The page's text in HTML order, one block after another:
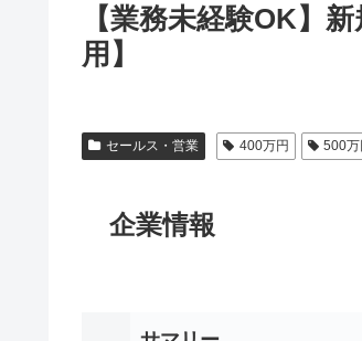
【業務未経験OK】
用】
セールス・営業 400万円 500万
企業情報